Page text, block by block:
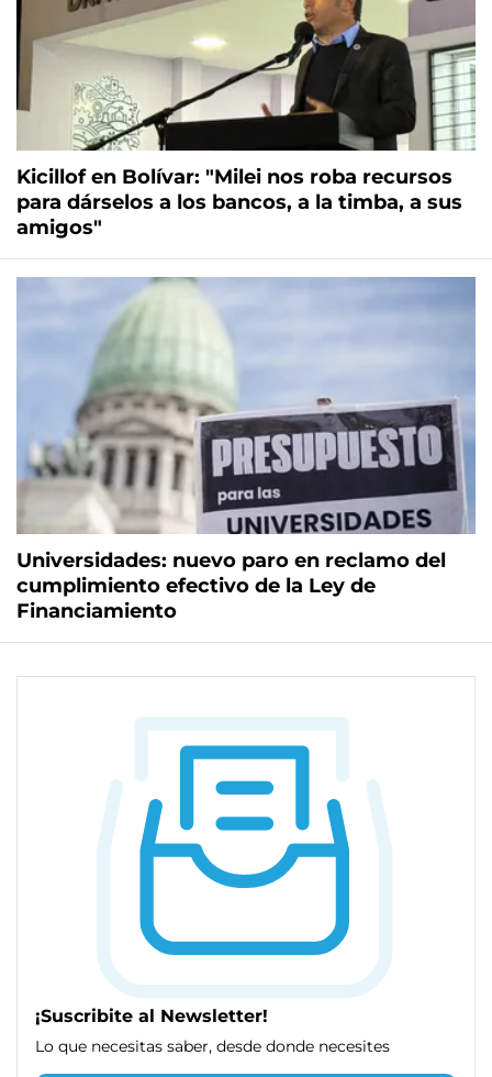
Kicillof en Bolívar: "Milei nos roba recursos
para dárselos a los bancos, a la timba, a sus
amigos"
Universidades: nuevo paro en reclamo del
cumplimiento efectivo de la Ley de
Financiamiento
¡Suscribite al Newsletter!
Lo que necesitas saber, desde donde necesites